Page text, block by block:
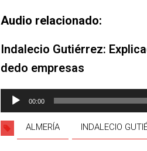
Audio relacionado:
Indalecio Gutiérrez:
dedo empresas
Reproductor
audio
00:00
ALMERÍA INDALECIO